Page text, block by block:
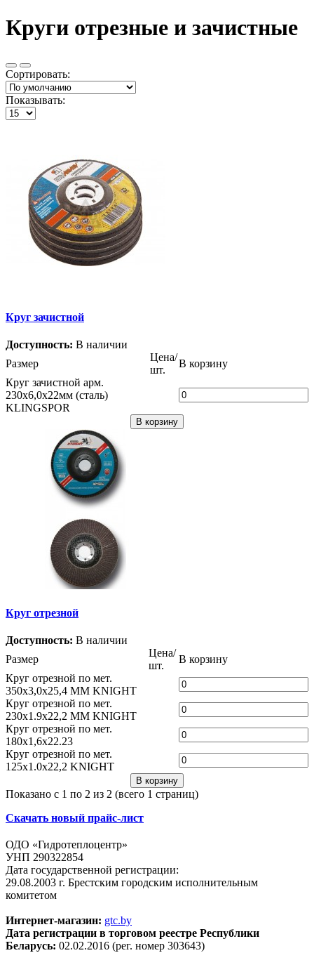
Круги отрезные и зачистные
Сортировать:
Показывать:
Круг зачистной
Доступность: В наличии
Размер
Цена/
шт.
В корзину
Круг зачистной арм.
230х6,0х22мм (сталь)
KLINGSPOR
В корзину
Круг отрезной
Доступность: В наличии
Размер
Цена/
шт.
В корзину
Круг отрезной по мет.
350х3,0х25,4 ММ KNIGHT
Круг отрезной по мет.
230х1.9х22,2 ММ KNIGHT
Круг отрезной по мет.
180х1,6х22.23
Круг отрезной по мет.
125х1.0х22,2 KNIGHT
В корзину
Показано с 1 по 2 из 2 (всего 1 страниц)
Скачать новый прайс-лист
ОДО «Гидротеплоцентр»
УНП 290322854
Дата государственной регистрации:
29.08.2003 г. Брестским городским исполнительным
комитетом
Интернет-магазин: gtc.by
Дата регистрации в торговом реестре Республики
Беларусь: 02.02.2016 (рег. номер 303643)